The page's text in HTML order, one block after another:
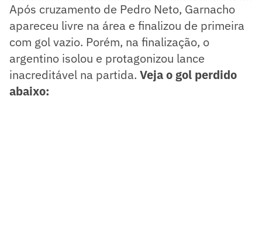
Após cruzamento de Pedro Neto, Garnacho
apareceu livre na área e finalizou de primeira
com gol vazio. Porém, na finalização, o
argentino isolou e protagonizou lance
inacreditável na partida. Veja o gol perdido
abaixo: